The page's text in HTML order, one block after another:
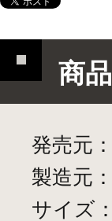
商
発売元
製造元
サイズ